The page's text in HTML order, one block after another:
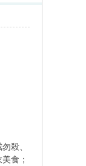
殺、
食；